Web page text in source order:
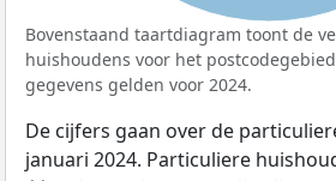
Bovenstaand taartdiagram toont de
huishoudens voor het postcodegebied
gegevens gelden voor 2024.
De cijfers gaan over de
januari 2024. Particuliere